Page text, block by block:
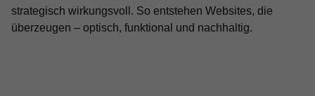
strategisch wirkungsvoll. So entstehen Websites, die
überzeugen – optisch, funktional und nachhaltig.